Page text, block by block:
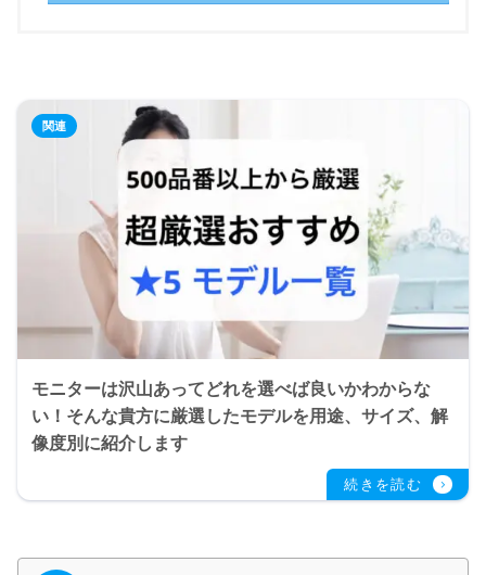
モニターは沢山あってどれを選べば良いかわからな
い！そんな貴方に厳選したモデルを用途、サイズ、解
像度別に紹介します